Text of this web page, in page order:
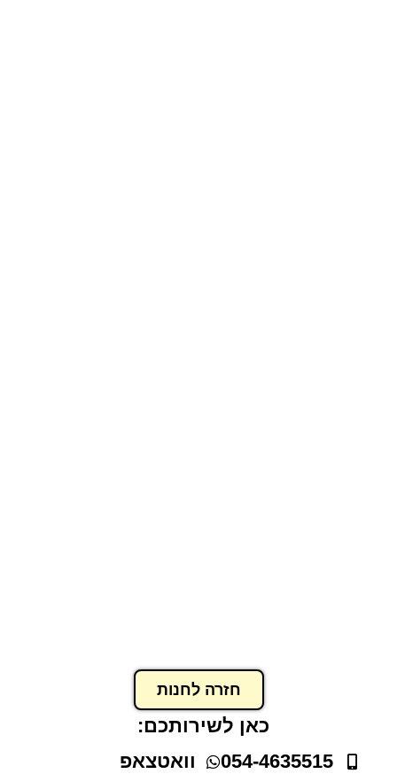
חזרה לחנות
כאן לשירותכם:
054-4635515
וואטצאפ